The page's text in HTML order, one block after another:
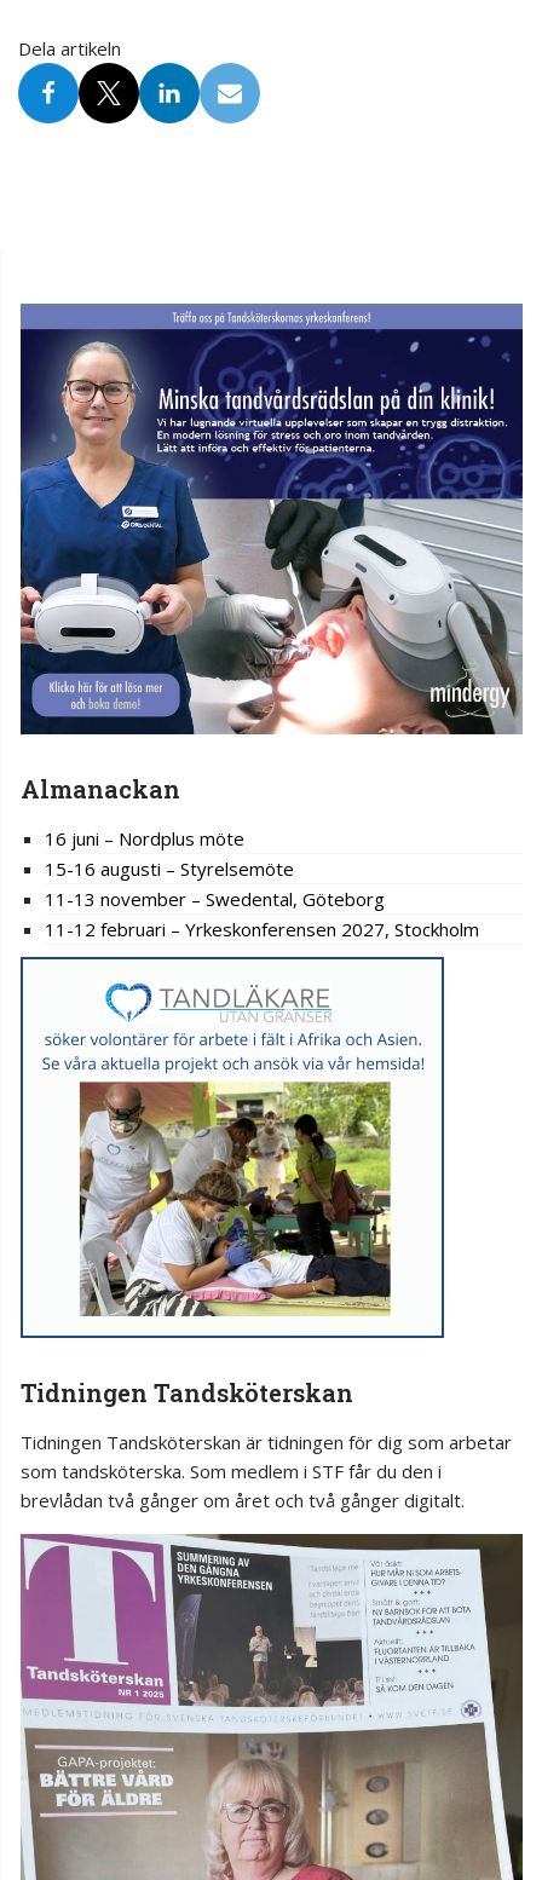
Dela artikeln
Almanackan
16 juni – Nordplus möte
15-16 augusti – Styrelsemöte
11-13 november – Swedental, Göteborg
11-12 februari – Yrkeskonferensen 2027, Stockholm
Tidningen Tandsköterskan
Tidningen Tandsköterskan är tidningen för dig som arbetar
som tandsköterska. Som medlem i STF får du den i
brevlådan två gånger om året och två gånger digitalt.